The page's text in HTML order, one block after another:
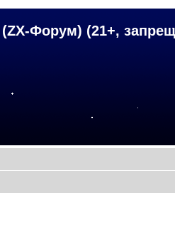
Форум) (21+,